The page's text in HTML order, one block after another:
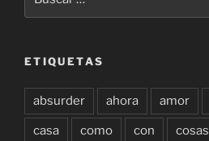
ETIQUETAS
absurder ahora amor
casa como con cosas